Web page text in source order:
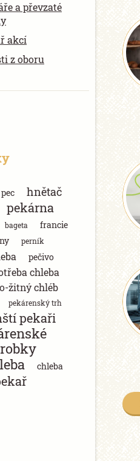
a převzaté
akcí
z oboru
hnětač
pekárna
bageta
francie
perník
pečivo
chleba
žitný chléb
pekárenský trh
pekaři
chleba